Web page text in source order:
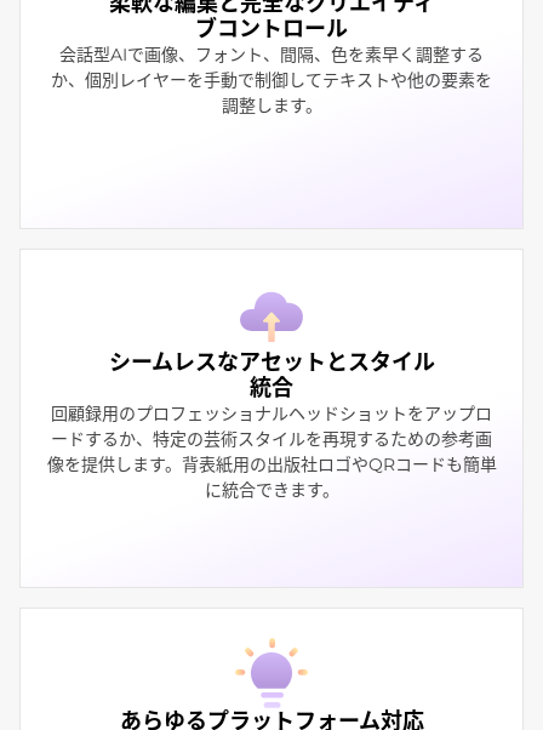
ブコントロール
会話型AIで画像、フォント、間隔、色を素早く調整する
か、個別レイヤーを手動で制御してテキストや他の要素を
調整します。
シームレスなアセットとスタイル
統合
回顧録用のプロフェッショナルヘッドショットをアップロ
ードするか、特定の芸術スタイルを再現するための参考画
像を提供します。背表紙用の出版社ロゴやQRコードも簡単
に統合できます。
あらゆるプラットフォーム対応